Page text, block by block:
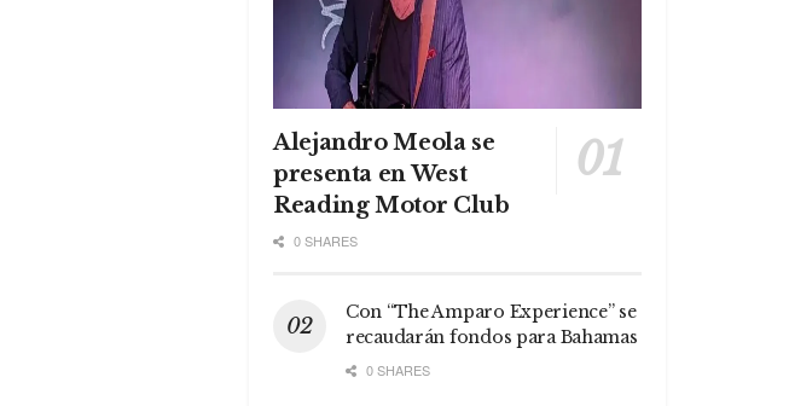
Alejandro Meola se
presenta en West
Reading Motor Club
0 SHARES
Con “The Amparo Experience” se
recaudarán fondos para Bahamas
0 SHARES